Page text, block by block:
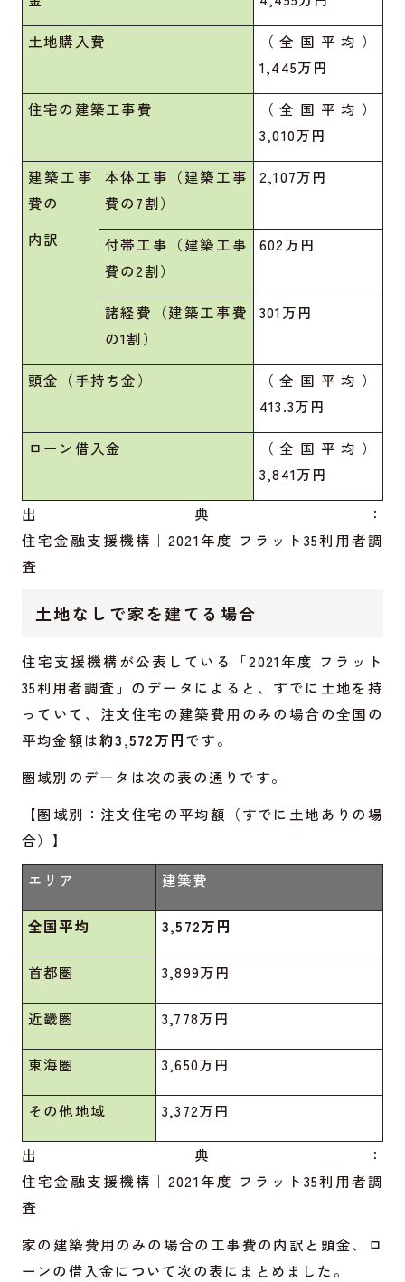
土地購入費
（全国平均）
1,445万円
住宅の建築工事費
（全国平均）
3,010万円
建築工事
費の
内訳
本体工事（建築工事
費の7割）
2,107万円
付帯工事（建築工事
費の2割）
602万円
諸経費（建築工事費
の1割）
301万円
頭金（手持ち金）
（全国平均）
413.3万円
ローン借入金
（全国平均）
3,841万円
出典：
住宅金融支援機構｜2021年度 フラット35利用者調
査
土地なしで家を建てる場合
住宅支援機構が公表している「2021年度 フラット
35利用者調査」のデータによると、すでに土地を持
っていて、注文住宅の建築費用のみの場合の全国の
平均金額は約3,572万円です。
圏域別のデータは次の表の通りです。
【圏域別：注文住宅の平均額（すでに土地ありの場
合）】
エリア
建築費
全国平均 3,572万円
首都圏 3,899万円
近畿圏 3,778万円
東海圏 3,650万円
その他地域 3,372万円
出典：
住宅金融支援機構｜2021年度 フラット35利用者調
査
家の建築費用のみの場合の工事費の内訳と頭金、ロ
ーンの借入金について次の表にまとめました。